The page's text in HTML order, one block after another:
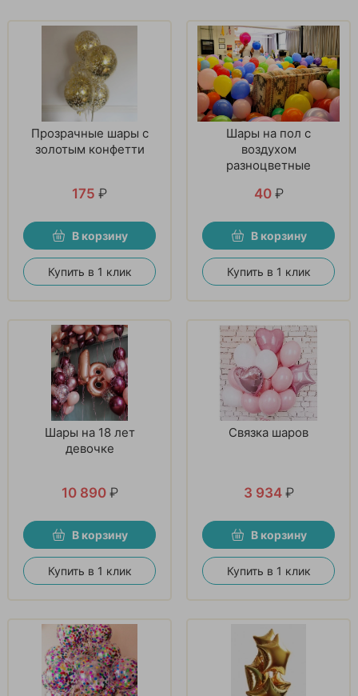
Прозрачные шары с
золотым конфетти
175 ₽
В корзину
Купить в 1 клик
Шары на пол с
воздухом
разноцветные
40 ₽
В корзину
Купить в 1 клик
Шары на 18 лет
девочке
10 890 ₽
В корзину
Купить в 1 клик
Связка шаров
3 934 ₽
В корзину
Купить в 1 клик